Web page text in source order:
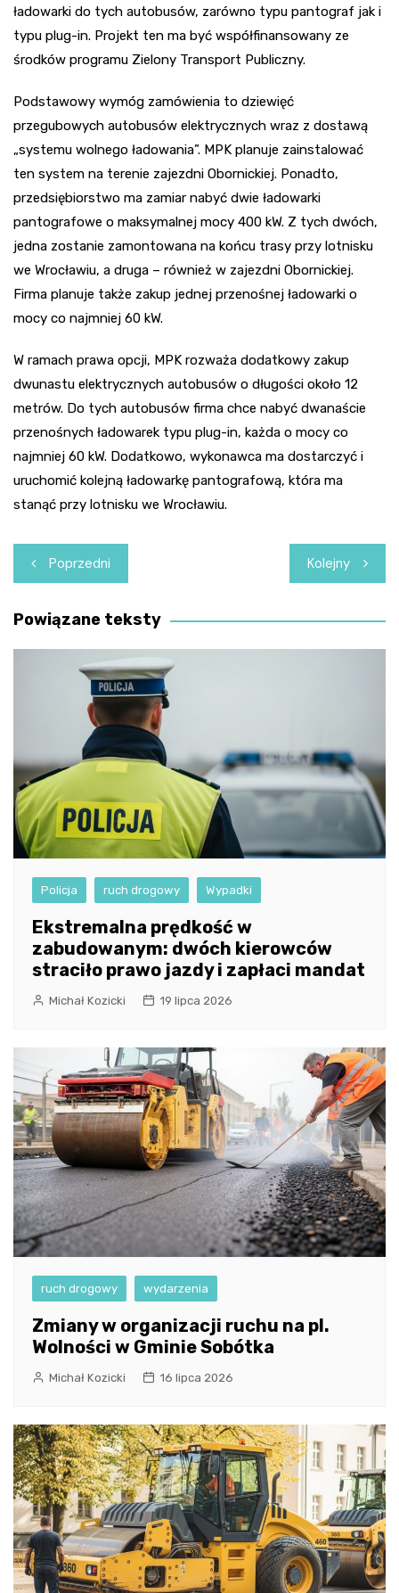
ładowarki do tych autobusów, zarówno typu pantograf jak i
typu plug-in. Projekt ten ma być współfinansowany ze
środków programu Zielony Transport Publiczny.
Podstawowy wymóg zamówienia to dziewięć
przegubowych autobusów elektrycznych wraz z dostawą
„systemu wolnego ładowania”. MPK planuje zainstalować
ten system na terenie zajezdni Obornickiej. Ponadto,
przedsiębiorstwo ma zamiar nabyć dwie ładowarki
pantografowe o maksymalnej mocy 400 kW. Z tych dwóch,
jedna zostanie zamontowana na końcu trasy przy lotnisku
we Wrocławiu, a druga – również w zajezdni Obornickiej.
Firma planuje także zakup jednej przenośnej ładowarki o
mocy co najmniej 60 kW.
W ramach prawa opcji, MPK rozważa dodatkowy zakup
dwunastu elektrycznych autobusów o długości około 12
metrów. Do tych autobusów firma chce nabyć dwanaście
przenośnych ładowarek typu plug-in, każda o mocy co
najmniej 60 kW. Dodatkowo, wykonawca ma dostarczyć i
uruchomić kolejną ładowarkę pantografową, która ma
stanąć przy lotnisku we Wrocławiu.
Nawigacja
wpisu
Poprzedni Kolejny
Powiązane teksty
Policja ruch drogowy Wypadki
Ekstremalna prędkość w
zabudowanym: dwóch kierowców
straciło prawo jazdy i zapłaci mandat
Michał Kozicki 19 lipca 2026
ruch drogowy wydarzenia
Zmiany w organizacji ruchu na pl.
Wolności w Gminie Sobótka
Michał Kozicki 16 lipca 2026